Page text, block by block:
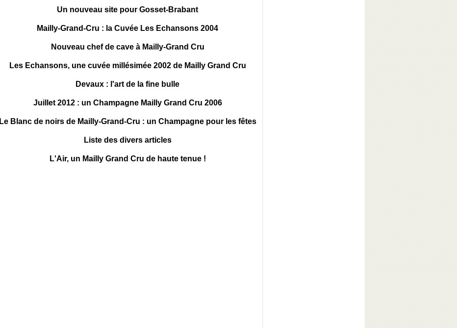
Un nouveau site pour Gosset-Brabant
Mailly-Grand-Cru : la Cuvée Les Echansons 2004
Nouveau chef de cave à Mailly-Grand Cru
Les Echansons, une cuvée millésimée 2002 de Mailly Grand Cru
Devaux : l'art de la fine bulle
Juillet 2012 : un Champagne Mailly Grand Cru 2006
Le Blanc de noirs de Mailly-Grand-Cru : un Champagne pour les fêtes
Liste des divers articles
L'Air, un Mailly Grand Cru de haute tenue !